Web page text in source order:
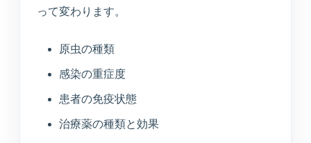
って変わります。
原虫の種類
感染の重症度
患者の免疫状態
治療薬の種類と効果